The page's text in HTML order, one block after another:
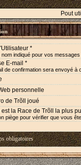
Pout
*
nom indiqué pour vos
E-mail *
de confirmation sera envoyé à
personnelle
de Trõll joué
la Race de Trõll la plus
piège pour vérifier que vous
obligatoires